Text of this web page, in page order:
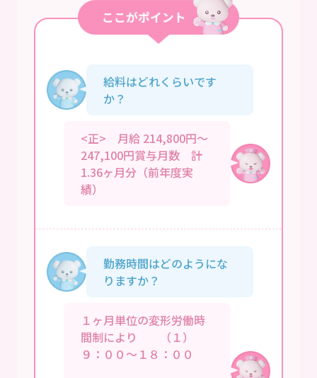
給料はどれくらいです
か？
<正> 月給 214,800円～
247,100円賞与月数 計
1.36ヶ月分（前年度実
績）
勤務時間はどのようにな
りますか？
１ヶ月単位の変形労働時
間制により （１）
９：００～１８：００